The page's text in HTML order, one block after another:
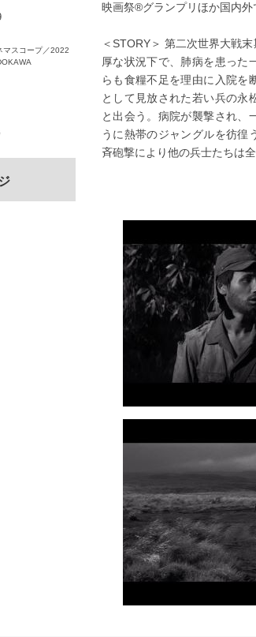
マスコープ／2022
映画祭®グランプリほか国内外
＜STORY＞ 第二次世界大戦
厚な状況下で、肺病を患った
らも食糧不足を理由に入院を
として見放された若い兵の永
と出会う。病院が襲撃され、
うに熱帯のジャングルを彷徨
斉砲撃により他の兵士たちは全